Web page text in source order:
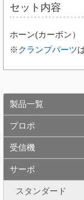
セット内容
ホーン(カーボン
※クランプパーツ
製品一覧
プロポ
受信機
サーボ
スタンダード